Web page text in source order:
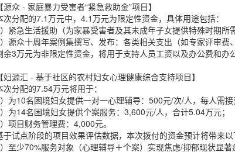
【源众 - 家庭暴力受害者“紧急救助金”项目】
次分配的7.1万元中，4.1万元为限定性资金，具体用途包括：
紧急生活援助（为家暴受害者及其未成年子女提供特殊时期
源众十周年案例集撰写、发布：各类相关支出（如专家评审费
余3万元为非限定性资金，将用于支持人员工资以及办公费和办
【妇源汇 - 基于社区的农村妇女心理健康综合支持项目】
次分配的7.54万元将用于：
为10名困境妇女提供一对一心理辅导：500元/次/人，每人需
为14名困境妇女提供个案服务：3,600元/人，合计5.04万元；
项目财务管理费：4,000元。
于试点阶段的项目效果评估数据，本次拨付的资金预计将带来以
至少70%服务对象（心理辅导＋个案）实现焦虑/抑郁现状显